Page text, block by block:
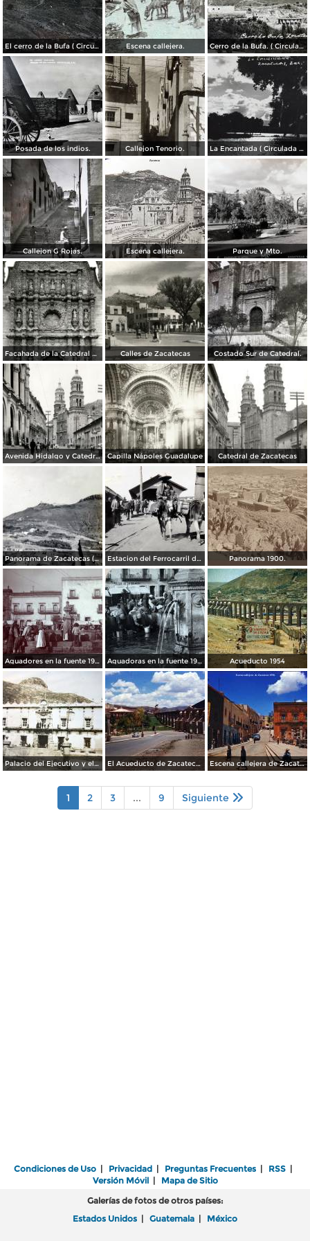
El cerro de la Bufa ( Circulada el 5 de Diciembre de 1910 ). Escena callejera. Cerro de la Bufa. ( Circulada el 27 de Octubre de 1950 ).
Posada de los indios. Callejon Tenorio. La Encantada ( Circulada el 26 de Mayo de 1948 ).
Callejon G Rojas. Escena callejera. Parque y Mto.
Facahada de la Catedral de Zacatecas Calles de Zacatecas Costado Sur de Catedral.
Avenida Hidalgo y Catedral de Zacatecas Capilla Nápoles Guadalupe Catedral de Zacatecas
Panorama de Zacatecas ( 1909 ). Estacion del Ferrocarril de Zacatecas ( 1909 ). Panorama 1900.
Aguadores en la fuente 1904 Aguadoras en la fuente 1901 Acueducto 1954
Palacio del Ejecutivo y el cerro de La Bufa al fondo. Zacatecas. El Acueducto de Zacatecas 1958. Escena callejera de Zacatecas 1958.
1 2 3 ... 9 Siguiente
Condiciones de Uso | Privacidad | Preguntas Frecuentes | RSS |
Versión Móvil| Mapa de Sitio
Galerías de fotos de otros países:
Estados Unidos | Guatemala | México